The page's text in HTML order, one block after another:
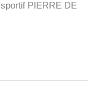
PIERRE DE